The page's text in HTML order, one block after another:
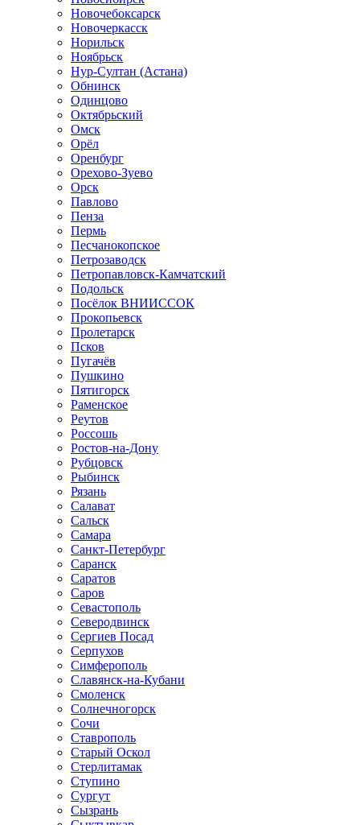
Новочебоксарск
Новочеркасск
Норильск
Ноябрьск
Нур-Султан (Астана)
Обнинск
Одинцово
Октябрьский
Омск
Орёл
Оренбург
Орехово-Зуево
Орск
Павлово
Пенза
Пермь
Песчанокопское
Петрозаводск
Петропавловск-Камчатский
Подольск
Посёлок ВНИИССОК
Прокопьевск
Пролетарск
Псков
Пугачёв
Пушкино
Пятигорск
Раменское
Реутов
Россошь
Ростов-на-Дону
Рубцовск
Рыбинск
Рязань
Салават
Сальск
Самара
Санкт-Петербург
Саранск
Саратов
Саров
Севастополь
Северодвинск
Сергиев Посад
Серпухов
Симферополь
Славянск-на-Кубани
Смоленск
Солнечногорск
Сочи
Ставрополь
Старый Оскол
Стерлитамак
Ступино
Сургут
Сызрань